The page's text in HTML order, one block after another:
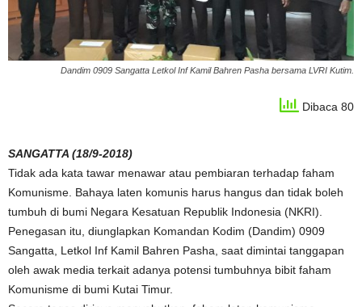
Dandim 0909 Sangatta Letkol Inf Kamil Bahren Pasha bersama LVRI Kutim.
Dibaca 80
SANGATTA (18/9-2018)
Tidak ada kata tawar menawar atau pembiaran terhadap faham
Komunisme. Bahaya laten komunis harus hangus dan tidak boleh
tumbuh di bumi Negara Kesatuan Republik Indonesia (NKRI).
Penegasan itu, diunglapkan Komandan Kodim (Dandim) 0909
Sangatta, Letkol Inf Kamil Bahren Pasha, saat dimintai tanggapan
oleh awak media terkait adanya potensi tumbuhnya bibit faham
Komunisme di bumi Kutai Timur.